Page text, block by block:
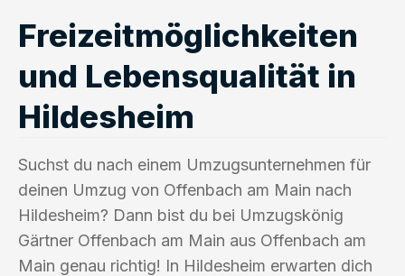
Freizeitmöglichkeiten
und Lebensqualität in
Hildesheim
Suchst du nach einem Umzugsunternehmen für
deinen Umzug von Offenbach am Main nach
Hildesheim? Dann bist du bei Umzugskönig
Gärtner Offenbach am Main aus Offenbach am
Main genau richtig! In Hildesheim erwarten dich